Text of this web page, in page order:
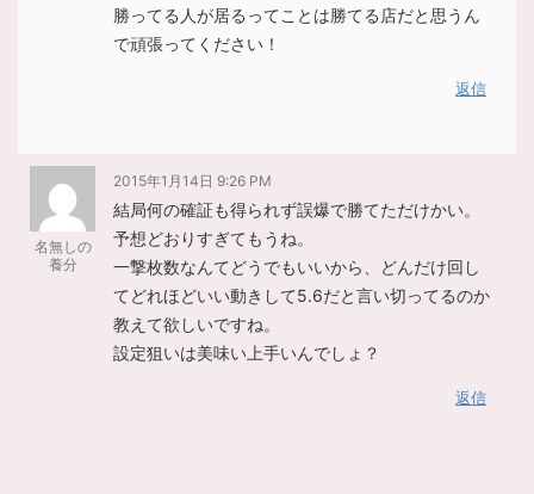
勝ってる人が居るってことは勝てる店だと思うん
で頑張ってください！
返信
名無しの
養分
2015年1月14日 9:26 PM
結局何の確証も得られず誤爆で勝てただけかい。
予想どおりすぎてもうね。
一撃枚数なんてどうでもいいから、どんだけ回し
てどれほどいい動きして5.6だと言い切ってるのか
教えて欲しいですね。
設定狙いは美味い上手いんでしょ？
返信